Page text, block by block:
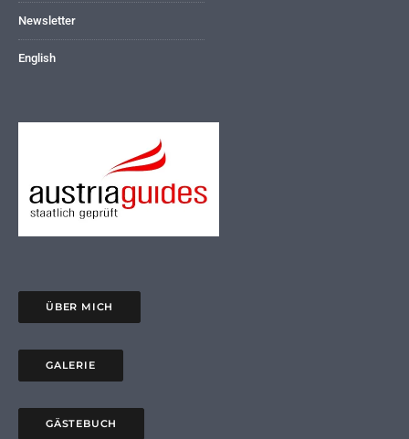
Newsletter
English
ÜBER MICH
GALERIE
GÄSTEBUCH